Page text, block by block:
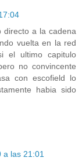
directo a la cadena
vuelta en la red
el ultimo capitulo
no convincente
con escofield lo
habia sido
a las 21:01